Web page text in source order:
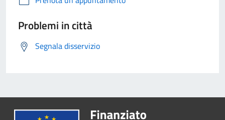
Problemi in città
Segnala disservizio